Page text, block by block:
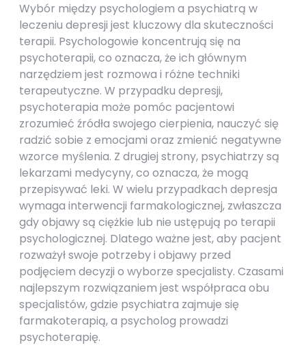
Wybór między psychologiem a psychiatrą w
leczeniu depresji jest kluczowy dla skuteczności
terapii. Psychologowie koncentrują się na
psychoterapii, co oznacza, że ich głównym
narzędziem jest rozmowa i różne techniki
terapeutyczne. W przypadku depresji,
psychoterapia może pomóc pacjentowi
zrozumieć źródła swojego cierpienia, nauczyć się
radzić sobie z emocjami oraz zmienić negatywne
wzorce myślenia. Z drugiej strony, psychiatrzy są
lekarzami medycyny, co oznacza, że mogą
przepisywać leki. W wielu przypadkach depresja
wymaga interwencji farmakologicznej, zwłaszcza
gdy objawy są ciężkie lub nie ustępują po terapii
psychologicznej. Dlatego ważne jest, aby pacjent
rozważył swoje potrzeby i objawy przed
podjęciem decyzji o wyborze specjalisty. Czasami
najlepszym rozwiązaniem jest współpraca obu
specjalistów, gdzie psychiatra zajmuje się
farmakoterapią, a psycholog prowadzi
psychoterapię.